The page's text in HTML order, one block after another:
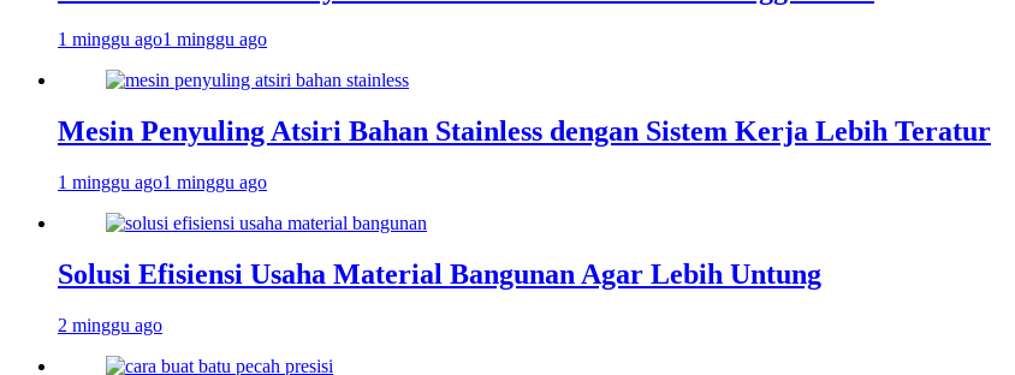
1 minggu ago1 minggu ago
Mesin Penyuling Atsiri Bahan Stainless dengan Sistem Kerja Lebih Teratur
1 minggu ago1 minggu ago
Solusi Efisiensi Usaha Material Bangunan Agar Lebih Untung
2 minggu ago